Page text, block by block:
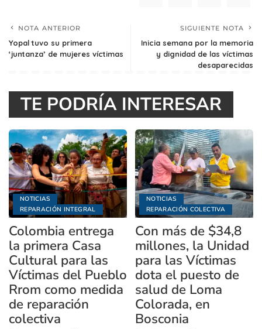
NOTA ANTERIOR
Yopal tuvo su primera
‘juntanza’ de mujeres víctimas
SIGUIENTE NOTA
Inicia semana por la memoria
y dignidad de las víctimas
desaparecidas
TE PODRÍA INTERESAR
NOTICIAS
REPARACIÓN INTEGRAL
Colombia entrega
la primera Casa
Cultural para las
Víctimas del Pueblo
Rrom como medida
de reparación
colectiva
NOTICIAS
REPARACIÓN COLECTIVA
Con más de $34,8
millones, la Unidad
para las Víctimas
dota el puesto de
salud de Loma
Colorada, en
Bosconia